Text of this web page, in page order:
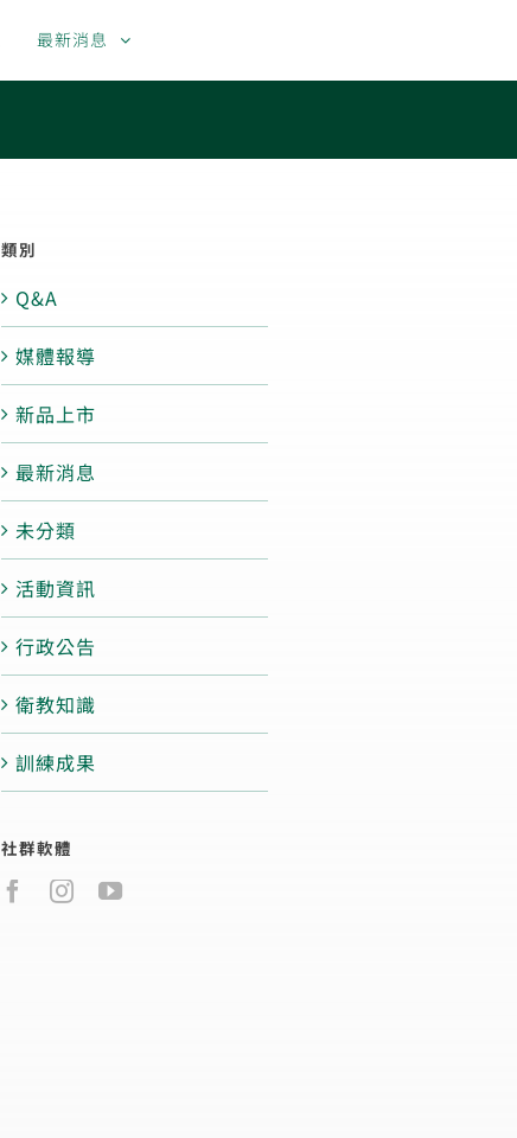
最新消息
類別
Q&A
媒體報導
新品上市
最新消息
未分類
活動資訊
行政公告
衛教知識
訓練成果
社群軟體